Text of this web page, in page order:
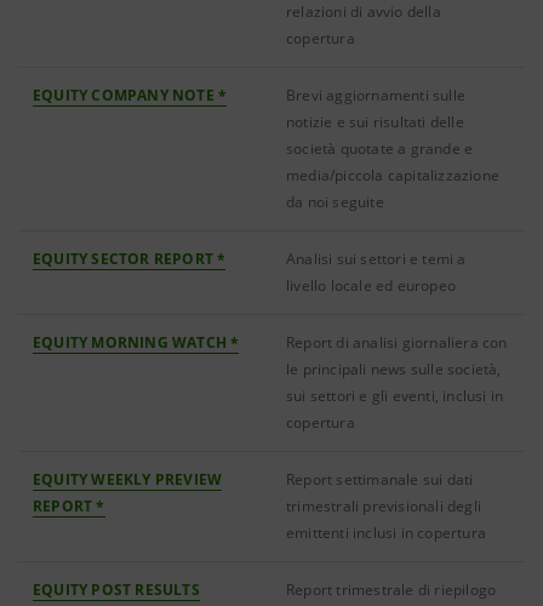
relazioni di avvio della
copertura
EQUITY COMPANY NOTE *
Brevi aggiornamenti sulle
notizie e sui risultati delle
società quotate a grande e
media/piccola capitalizzazione
da noi seguite
EQUITY SECTOR REPORT *
Analisi sui settori e temi a
livello locale ed europeo
EQUITY MORNING WATCH *
Report di analisi giornaliera con
le principali news sulle società,
sui settori e gli eventi, inclusi in
copertura
EQUITY WEEKLY PREVIEW
REPORT *
Report settimanale sui dati
trimestrali previsionali degli
emittenti inclusi in copertura
EQUITY POST RESULTS
Report trimestrale di riepilogo